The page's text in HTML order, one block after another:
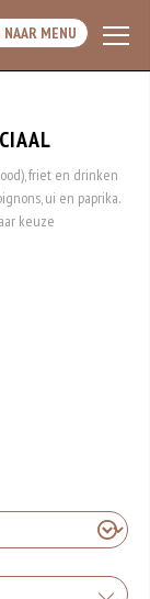
NAAR MENU
friet en drinken
ui en paprika.
keuze